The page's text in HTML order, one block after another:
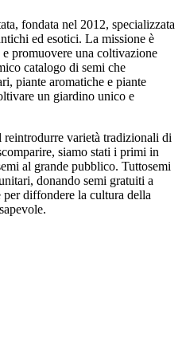
fondata nel 2012, specializzata
ed esotici. La missione è
promuovere una coltivazione
catalogo di semi che
piante aromatiche e piante
un giardino unico e
varietà tradizionali di
siamo stati i primi in
al grande pubblico. Tuttosemi
donando semi gratuiti a
diffondere la cultura della